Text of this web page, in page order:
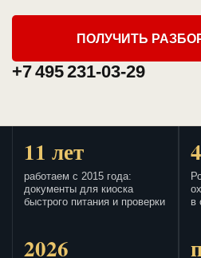
ПОЛУЧИТЬ
+7 495 231-03-29
11 лет
работаем с 2015 года:
документы для киоска
быстрого питания и проверки
в
2026